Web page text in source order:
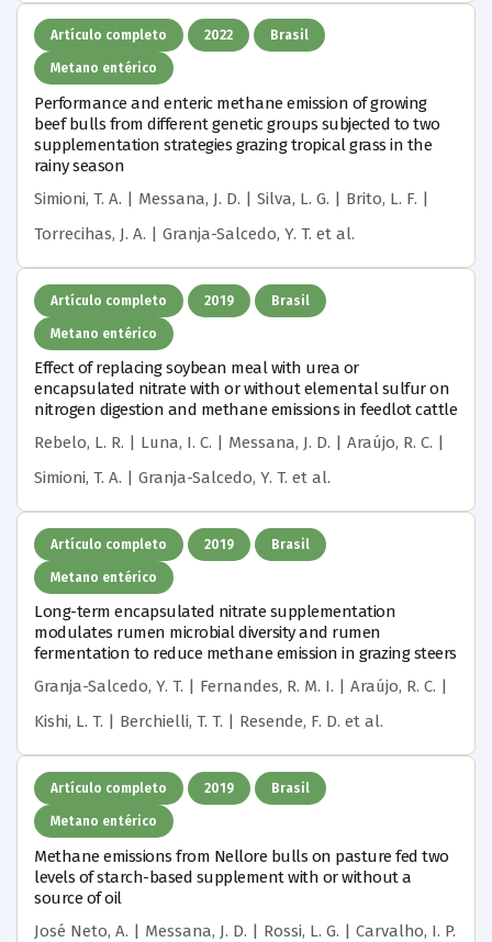
Artículo completo 2022 Brasil
Metano entérico
Performance and enteric methane emission of growing
beef bulls from different genetic groups subjected to two
supplementation strategies grazing tropical grass in the
rainy season
Simioni, T. A. | Messana, J. D. | Silva, L. G. | Brito, L. F. |
Torrecihas, J. A. | Granja-Salcedo, Y. T. et al.
Artículo completo 2019 Brasil
Metano entérico
Effect of replacing soybean meal with urea or
encapsulated nitrate with or without elemental sulfur on
nitrogen digestion and methane emissions in feedlot cattle
Rebelo, L. R. | Luna, I. C. | Messana, J. D. | Araújo, R. C. |
Simioni, T. A. | Granja-Salcedo, Y. T. et al.
Artículo completo 2019 Brasil
Metano entérico
Long-term encapsulated nitrate supplementation
modulates rumen microbial diversity and rumen
fermentation to reduce methane emission in grazing steers
Granja-Salcedo, Y. T. | Fernandes, R. M. I. | Araújo, R. C. |
Kishi, L. T. | Berchielli, T. T. | Resende, F. D. et al.
Artículo completo 2019 Brasil
Metano entérico
Methane emissions from Nellore bulls on pasture fed two
levels of starch-based supplement with or without a
source of oil
José Neto, A. | Messana, J. D. | Rossi, L. G. | Carvalho, I. P.